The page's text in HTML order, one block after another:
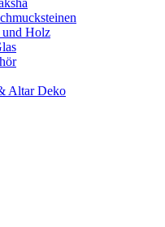
und Holz
Altar Deko